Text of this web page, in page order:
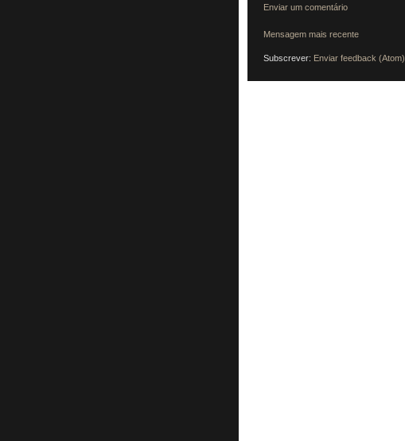
Enviar um comentário
Mensagem mais recente
Subscrever: Enviar feedback (Atom)